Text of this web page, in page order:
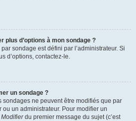
plus d’options à mon sondage ?
sondage est défini par l’administrateur. Si
d’options, contactez-le.
un sondage ?
sondages ne peuvent être modifiés que par
ou un administrateur. Pour modifier un
Modifierdu premier message du sujet (c’est